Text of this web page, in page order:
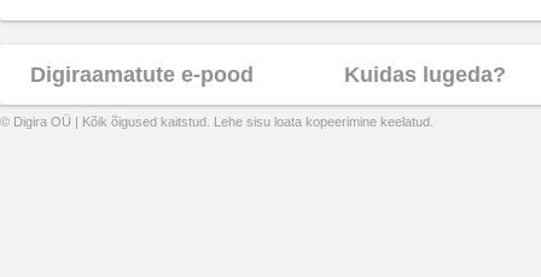
Digiraamatute e-pood Kuidas lugeda?
© Digira OÜ | Kõik õigused kaitstud. Lehe sisu loata kopeerimine keelatud.